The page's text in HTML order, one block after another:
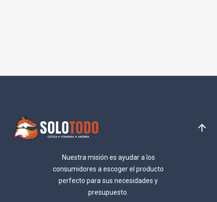
Nuestra misión es ayudar a los
consumidores a escoger el producto
perfecto para sus necesidades y
presupuesto.